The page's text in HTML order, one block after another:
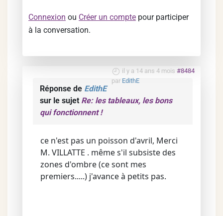
Connexion ou Créer un compte pour participer
à la conversation.
il y a 14 ans 4 mois #8484
par EdithE
Réponse de EdithE
sur le sujet Re: les tableaux, les bons
qui fonctionnent !
ce n'est pas un poisson d'avril, Merci
M. VILLATTE . même s'il subsiste des
zones d'ombre (ce sont mes
premiers.....) j'avance à petits pas.